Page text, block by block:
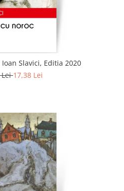
Slavici, Editia 2020
Lei17,38 Lei